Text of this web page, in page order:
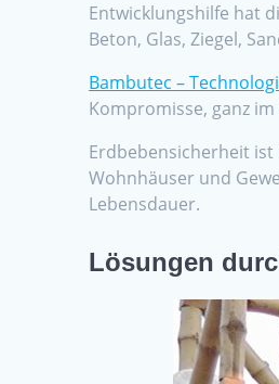
Entwicklungshilfe hat
Beton, Glas, Ziegel,
Bambutec –
Kompromisse, ganz im
Erdbebensicherheit ist
Wohnhäuser und
Lebensdauer.
Lösungen